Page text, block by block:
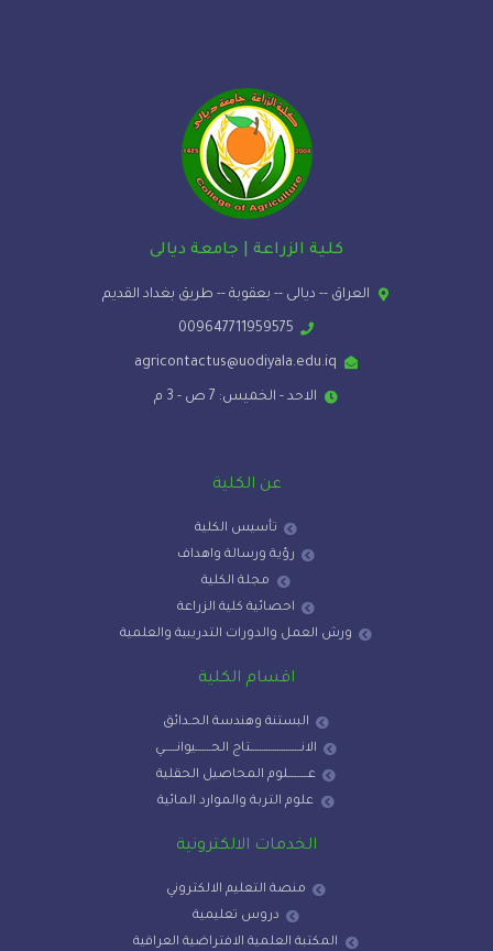
كلية الزراعة | جامعة ديالى
العراق -- ديالى -- بعقوبة -- طريق بغداد القديم
009647711959575
agricontactus@uodiyala.edu.iq
الاحد - الخميس: 7 ص - 3 م
عن الكلية
تأسيس الكلية
رؤية ورسالة واهداف
مجلة الكلية
احصائية كلية الزراعة
ورش العمل والدورات التدريبية والعلمية
اقسام الكلية
البستنة وهندسة الحـدائق
الانـــــــــــــــــــــــتاج الحـــــــيوانــــــي
عـــــــــلوم المحاصيل الحقلية
علوم التربة والموارد المائية
الخدمات الالكترونية
منصة التعليم الالكتروني
دروس تعليمية
المكتبة العلمية الافتراضية العراقية